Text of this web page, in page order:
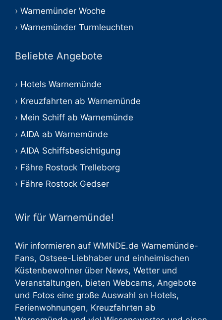
Warnemünder Woche
Warnemünder Turmleuchten
Beliebte Angebote
Hotels Warnemünde
Kreuzfahrten ab Warnemünde
Mein Schiff ab Warnemünde
AIDA ab Warnemünde
AIDA Schiffsbesichtigung
Fähre Rostock Trelleborg
Fähre Rostock Gedser
Wir für Warnemünde!
Wir informieren auf WMNDE.de Warnemünde-
Fans, Ostsee-Liebhaber und einheimischen
Küstenbewohner über News, Wetter und
Veranstaltungen, bieten Webcams, Angebote
und Fotos eine große Auswahl an Hotels,
Ferienwohnungen, Kreuzfahrten ab